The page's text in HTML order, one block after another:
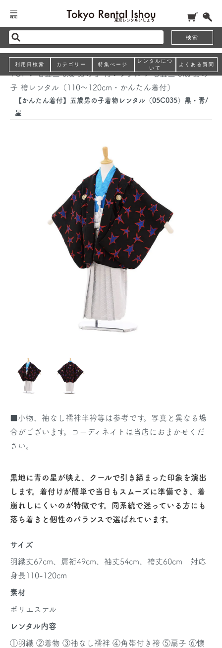
検索
利用日検索 カテゴリー 特集ぺージ
レンタルにつ
いて
よくある質問
TOP>七五三 5歳 男の子 袴レンタル>七五三 5歳 男の
子 袴レンタル（110～120cm・かんたん着付）
【かんたん着付】五歳男の子着物レンタル（05C035）黒・青/
星
■小物、袖なし襦袢半衿等は参考です。写真と異なる場
合がございます。コーディネイトは当店におまかせくだ
さい。
黒地に青の星が映え、クールで引き締まった印象を演出
します。着付けが簡単で当日もスムーズに準備でき、着
崩れしにくいのが特徴です。同系統で迷っている方にも
落ち着きと個性のバランスで選ばれています。
サイズ
羽織丈67cm、肩裄49cm、袖丈54cm、袴丈60cm 対応
身長110-120cm
素材
ポリエステル
レンタル内容
①羽織 ②着物 ③袖なし襦袢 ④角帯付き袴 ⑤扇子 ⑥懐